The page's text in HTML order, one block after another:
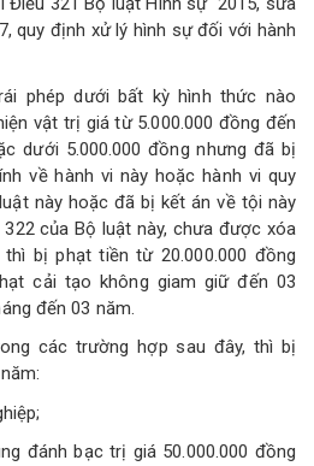
quy định xử lý hình sự đối với hành
phép dưới bất kỳ hình thức nào
vật trị giá từ 5.000.000 đồng đến
dưới 5.000.000 đồng nhưng đã bị
về hành vi này hoặc hành vi quy
này hoặc đã bị kết án về tội này
của Bộ luật này, chưa được xóa
bị phạt tiền từ 20.000.000 đồng
cải tạo không giam giữ đến 03
đến 03 năm.
các trường hợp sau đây, thì bị
đánh bạc trị giá 50.000.000 đồng